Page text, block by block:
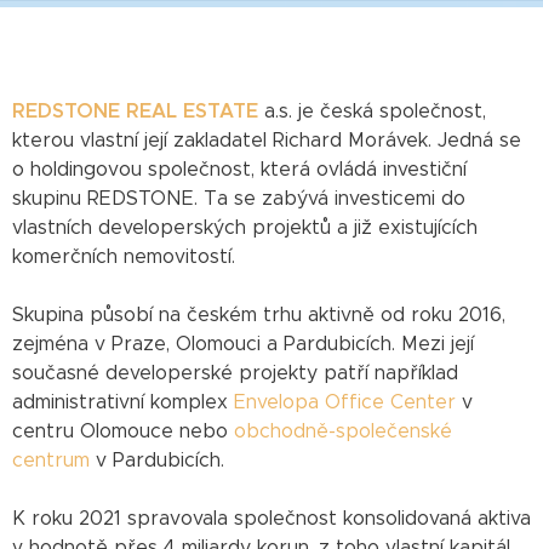
REDSTONE REAL ESTATE a.s. je česká společnost,
kterou vlastní její zakladatel Richard Morávek. Jedná se
o holdingovou společnost, která ovládá investiční
skupinu REDSTONE. Ta se zabývá investicemi do
vlastních developerských projektů a již existujících
komerčních nemovitostí.
Skupina působí na českém trhu aktivně od roku 2016,
zejména v Praze, Olomouci a Pardubicích. Mezi její
současné developerské projekty patří například
administrativní komplex Envelopa Office Center v
centru Olomouce nebo obchodně-společenské
centrum v Pardubicích.
K roku 2021 spravovala společnost konsolidovaná aktiva